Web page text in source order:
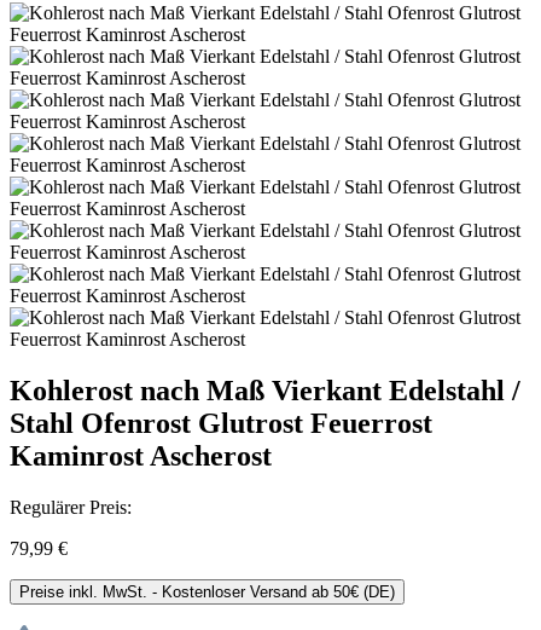
Kohlerost nach Maß Vierkant Edelstahl /
Stahl Ofenrost Glutrost Feuerrost
Kaminrost Ascherost
Regulärer Preis:
79,99 €
Preise inkl. MwSt. - Kostenloser Versand ab 50€ (DE)